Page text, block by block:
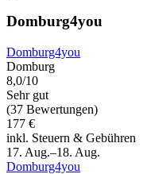
Domburg4you
Domburg4you
Domburg
8,0/10
Sehr gut
(37 Bewertungen)
177 €
inkl. Steuern & Gebühren
17. Aug.–18. Aug.
Domburg4you